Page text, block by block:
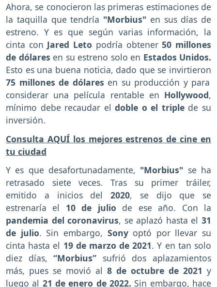
Ahora, se conocieron las primeras estimaciones de
la taquilla que tendría "Morbius" en sus días de
estreno. Y es que según varias información, la
cinta con Jared Leto podría obtener50 millones
de dólares en su estreno solo en Estados Unidos.
Esto es una buena noticia, dado que se invirtieron
75 millones de dólares en su producción y para
considerar una película rentable en Hollywood,
mínimo debe recaudar eldoble o el triplede su
inversión.
Consulta AQUÍ los mejores estrenos de cine en
tu ciudad
Y es que desafortunadamente, "Morbius" se ha
retrasado siete veces. Tras su primer tráiler,
emitido a inicios del 2020, se dijo que se
estrenaría el
10 de julio de ese año. Con la
pandemia del coronavirus, se aplazó hasta el31
de julio. Sin embargo, Sonyoptó por llevar su
cinta hasta el 19 de marzo de 2021. Y en tan solo
diez días,“Morbius” sufrió dos aplazamientos
más, pues se movió al 8 de octubre de 2021 y
luego al 21 de enero de 2022. Sin embargo, hace